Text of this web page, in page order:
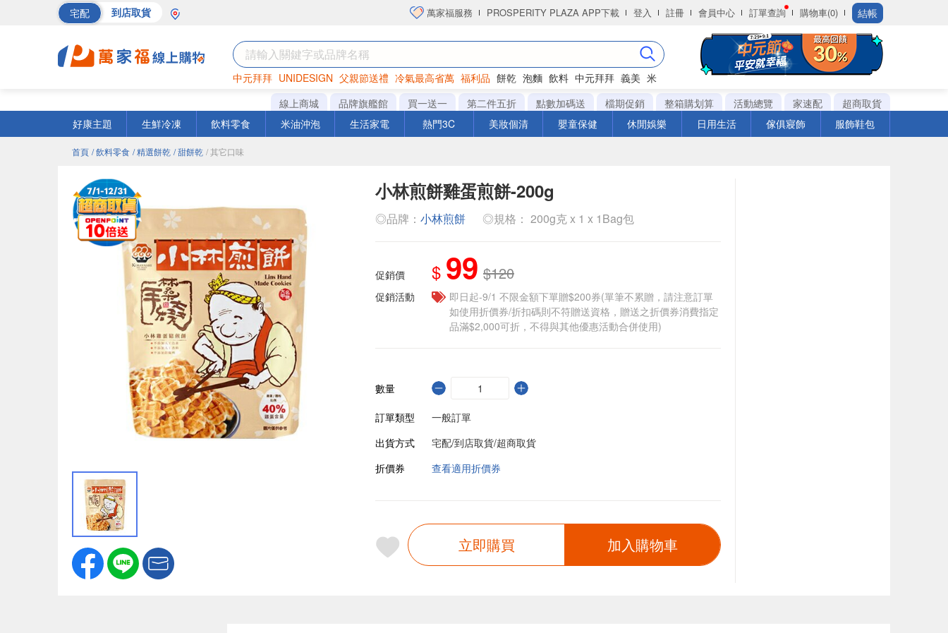
宅配 到店取貨 萬家福服務 PROSPERITY PLAZA APP下載 登入 註冊 會員中心 訂單查詢 購物車(0) 結帳
中元拜拜 UNIDESIGN 父親節送禮 冷氣最高省萬 福利品 餅乾 泡麵 飲料 中元拜拜 義美 米
巧克力 罐頭 衛生紙
線上商城 品牌旗艦館 買一送一 第二件五折 點數加碼送 檔期促銷 整箱購划算 活動總覽 家速配
超商取貨
好康主題
生鮮冷凍 飲料零食 米油沖泡 生活家電 熱門3C 美妝個清 嬰童保健 休閒娛樂 日用生活 傢俱寢飾 服飾鞋包
首頁 / 飲料零食 / 精選餅乾 / 甜餅乾 / 其它口味
小林煎餅雞蛋煎餅-200g
◎品牌： 小林煎餅 ◎規格： 200g克 x 1 x 1Bag包
促銷價 $ 99 $120
促銷活動
即日起-9/1 不限金額下單贈$200券(單筆不累贈，請注意訂單
如使用折價券/折扣碼則不符贈送資格，贈送之折價券消費指定
品滿$2,000可折，不得與其他優惠活動合併使用)
數量
訂單類型
一般訂單
出貨方式
宅配/到店取貨/超商取貨
折價券
查看適用折價券
立即購買 加入購物車